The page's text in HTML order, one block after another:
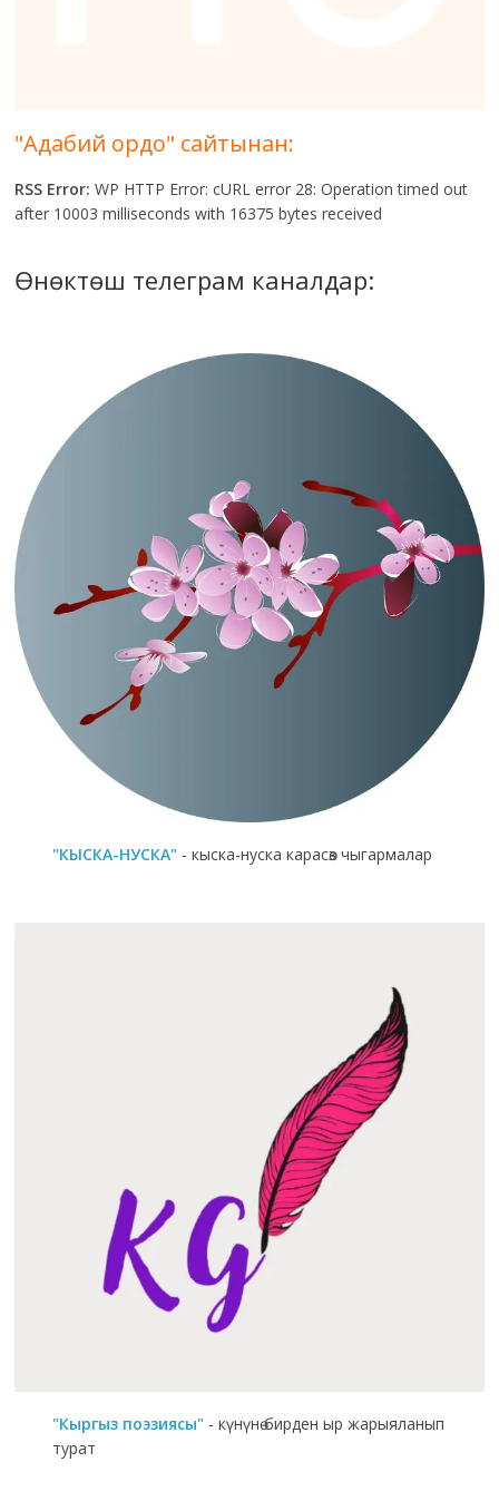
"Адабий ордо" сайтынан:
RSS Error: WP HTTP Error: cURL error 28: Operation timed out
after 10003 milliseconds with 16375 bytes received
Өнөктөш телеграм каналдар:
"КЫСКА-НУСКА" - кыска-нуска карасөз чыгармалар
"Кыргыз поэзиясы" - күнүнө бирден ыр жарыяланып
турат